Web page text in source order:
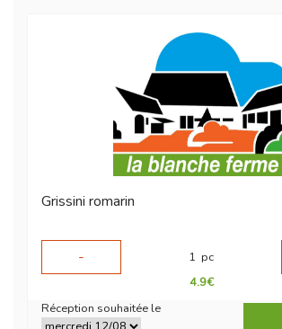
Grissini romarin
-
1 pc
4.9€
Réception souhaitée le